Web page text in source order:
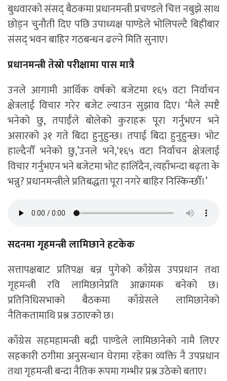
बुधवारको संसद् बैठकमा प्रधानमन्त्री प्रचण्डले चित्त नबुझे साथ
छोड्न चुनौती दिए पछि उपाध्यक्ष पाण्डेले भोलिपल्टै बिहीबार
संसद् भवन बाहिर गठबन्धन ढल्ने मिति सुनाए।
प्रधानमन्त्री तेस्रो परीक्षामा पास मात्रै
उनले आगामी आर्थिक वर्षको बजेटमा १६५ वटा निर्वाचन
क्षेत्रलाई विचार गरेर बजेट ल्याउन सुझाव दिए। ‘मैले स्पष्टै
भनेको छु, तपाईँले बोलेको कुराहरू पूरा गर्नुभएन भने
असारको ३१ गते बिदा हुनुहुन्छ। तपाई बिदा हुनुहुन्छ। भोट
हाल्दैनौँ भनेको छु,’उनले भने,‘१६५ वटा निर्वाचन क्षेत्रलाई
विचार गर्नुभएन भने बजेटमा भोट हालिँदैन, त्यहाँभन्दा बढ्ता के
भन्नु? प्रधानमन्त्रीले प्रतिबद्धता पूरा नगरे बाहिर निस्किन्छौँ।’
सदनमा गृहमन्त्री लामिछाने हटकेक
सत्तापक्षबाट प्रतिपक्ष बन्न पुगेको काँग्रेस उपप्रधान तथा
गृहमन्त्री रवि लामिछानेप्रति आक्रामक बनेको छ।
प्रतिनिधिसभाको बैठकमा काँग्रेसले लामिछानेको
नैतिकतामाथि प्रश्न उठाएको छ।
काँग्रेस सहमहामन्त्री बद्री पाण्डेले लामिछानेको नामै लिएर
सहकारी ठगीमा अनुसन्धान घेरामा रहेका व्यक्ति नै उपप्रधान
तथा गृहमन्त्री बन्दा नैतिक रूपमा गम्भीर प्रश्न उठेको बताए।